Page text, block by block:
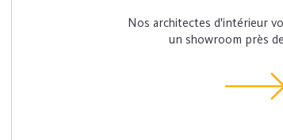
Nos architectes d'intérieur
un showroom près